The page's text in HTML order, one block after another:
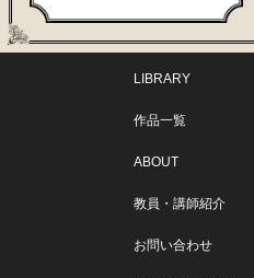
LIBRARY
作品一覧
ABOUT
教員・講師紹介
お問い合わせ